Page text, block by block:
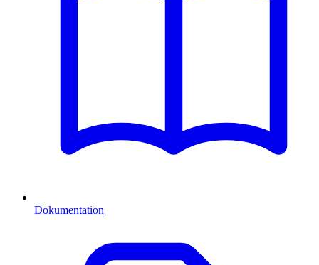
Dokumentation